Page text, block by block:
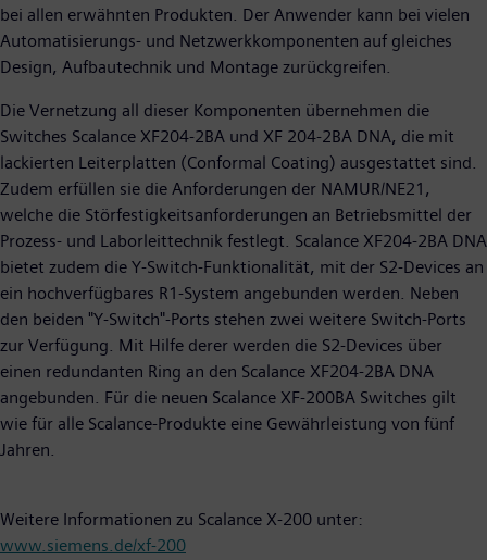
bei allen erwähnten Produkten. Der Anwender kann bei vielen
Automatisierungs- und Netzwerkkomponenten auf gleiches
Design, Aufbautechnik und Montage zurückgreifen.
Die Vernetzung all dieser Komponenten übernehmen die
Switches Scalance XF204-2BA und XF 204-2BA DNA, die mit
lackierten Leiterplatten (Conformal Coating) ausgestattet sind.
Zudem erfüllen sie die Anforderungen der NAMUR/NE21,
welche die Störfestigkeitsanforderungen an Betriebsmittel der
Prozess- und Laborleittechnik festlegt. Scalance XF204-2BA DNA
bietet zudem die Y-Switch-Funktionalität, mit der S2-Devices an
ein hochverfügbares R1-System angebunden werden. Neben
den beiden "Y-Switch"-Ports stehen zwei weitere Switch-Ports
zur Verfügung. Mit Hilfe derer werden die S2-Devices über
einen redundanten Ring an den Scalance XF204-2BA DNA
angebunden. Für die neuen Scalance XF-200BA Switches gilt
wie für alle Scalance-Produkte eine Gewährleistung von fünf
Jahren.
Weitere Informationen zu Scalance X-200 unter:
www.siemens.de/xf-200